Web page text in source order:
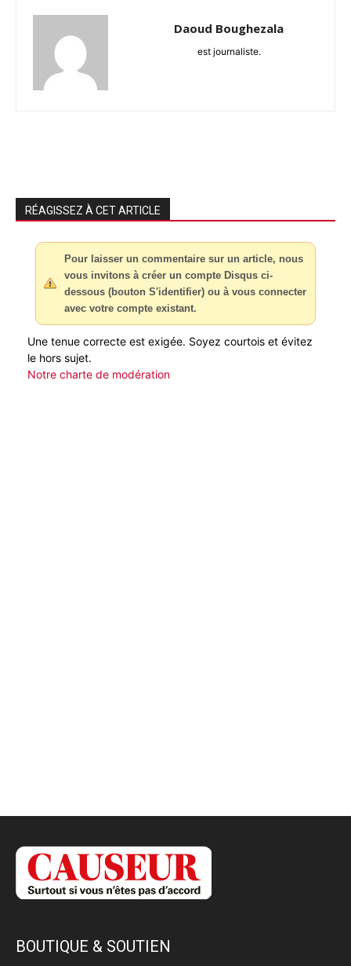
Daoud Boughezala
est journaliste.
RÉAGISSEZ À CET ARTICLE
Pour laisser un commentaire sur un article, nous
vous invitons à créer un compte Disqus ci-
dessous (bouton S'identifier) ou à vous connecter
avec votre compte existant.
Une tenue correcte est exigée. Soyez courtois et évitez
le hors sujet.
Notre charte de modération
BOUTIQUE & SOUTIEN